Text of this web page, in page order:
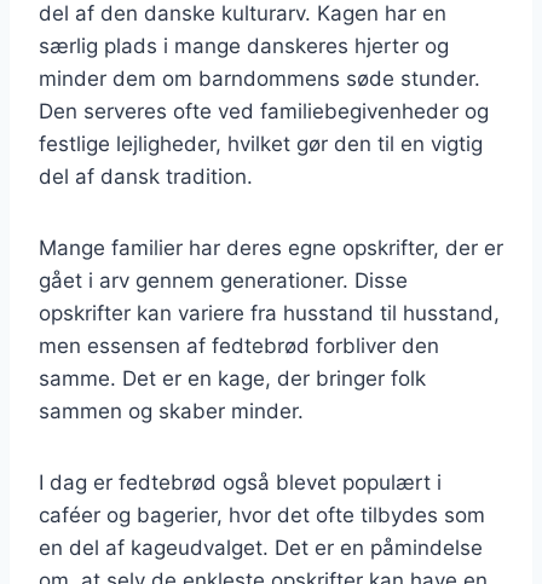
del af den danske kulturarv. Kagen har en
særlig plads i mange danskeres hjerter og
minder dem om barndommens søde stunder.
Den serveres ofte ved familiebegivenheder og
festlige lejligheder, hvilket gør den til en vigtig
del af dansk tradition.
Mange familier har deres egne opskrifter, der er
gået i arv gennem generationer. Disse
opskrifter kan variere fra husstand til husstand,
men essensen af fedtebrød forbliver den
samme. Det er en kage, der bringer folk
sammen og skaber minder.
I dag er fedtebrød også blevet populært i
caféer og bagerier, hvor det ofte tilbydes som
en del af kageudvalget. Det er en påmindelse